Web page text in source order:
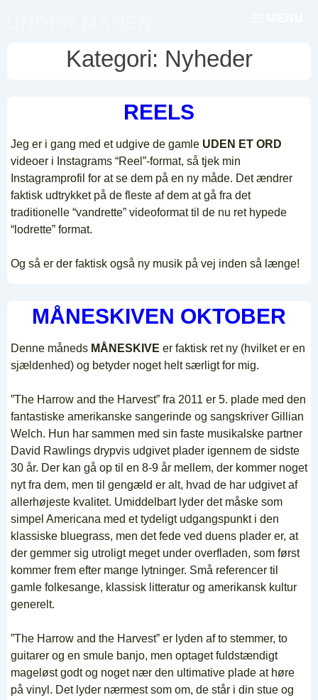
Kategori: Nyheder
REELS
Jeg er i gang med et udgive de gamle UDEN ET ORD
videoer i Instagrams “Reel”-format, så tjek min
Instagramprofil for at se dem på en ny måde. Det ændrer
faktisk udtrykket på de fleste af dem at gå fra det
traditionelle “vandrette” videoformat til de nu ret hypede
“lodrette” format.
Og så er der faktisk også ny musik på vej inden så længe!
MÅNESKIVEN OKTOBER
Denne måneds MÅNESKIVE er faktisk ret ny (hvilket er en
sjældenhed) og betyder noget helt særligt for mig.
”The Harrow and the Harvest” fra 2011 er 5. plade med den
fantastiske amerikanske sangerinde og sangskriver Gillian
Welch. Hun har sammen med sin faste musikalske partner
David Rawlings drypvis udgivet plader igennem de sidste
30 år. Der kan gå op til en 8-9 år mellem, der kommer noget
nyt fra dem, men til gengæld er alt, hvad de har udgivet af
allerhøjeste kvalitet. Umiddelbart lyder det måske som
simpel Americana med et tydeligt udgangspunkt i den
klassiske bluegrass, men det fede ved duens plader er, at
der gemmer sig utroligt meget under overfladen, som først
kommer frem efter mange lytninger. Små referencer til
gamle folkesange, klassisk litteratur og amerikansk kultur
generelt.
”The Harrow and the Harvest” er lyden af to stemmer, to
guitarer og en smule banjo, men optaget fuldstændigt
mageløst godt og noget nær den ultimative plade at høre
på vinyl. Det lyder nærmest som om, de står i din stue og